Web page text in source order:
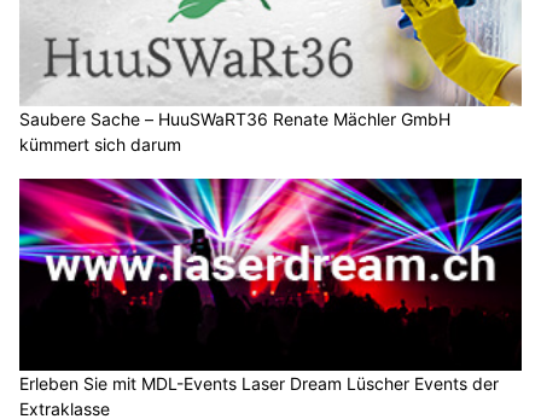
Saubere Sache – HuuSWaRT36 Renate Mächler GmbH
kümmert sich darum
Erleben Sie mit MDL-Events Laser Dream Lüscher Events der
Extraklasse